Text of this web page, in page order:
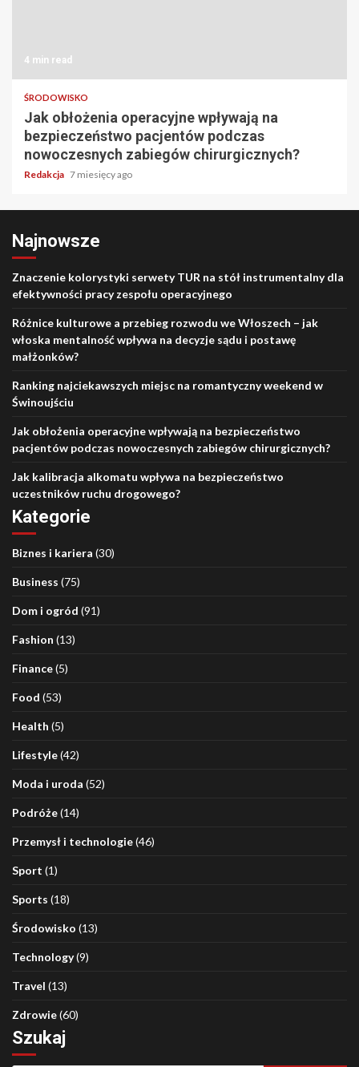
4 min read
ŚRODOWISKO
Jak obłożenia operacyjne wpływają na
bezpieczeństwo pacjentów podczas
nowoczesnych zabiegów chirurgicznych?
Redakcja 7 miesięcy ago
Najnowsze
Znaczenie kolorystyki serwety TUR na stół instrumentalny dla
efektywności pracy zespołu operacyjnego
Różnice kulturowe a przebieg rozwodu we Włoszech – jak
włoska mentalność wpływa na decyzje sądu i postawę
małżonków?
Ranking najciekawszych miejsc na romantyczny weekend w
Świnoujściu
Jak obłożenia operacyjne wpływają na bezpieczeństwo
pacjentów podczas nowoczesnych zabiegów chirurgicznych?
Jak kalibracja alkomatu wpływa na bezpieczeństwo
uczestników ruchu drogowego?
Kategorie
Biznes i kariera (30)
Business (75)
Dom i ogród (91)
Fashion (13)
Finance(5)
Food (53)
Health (5)
Lifestyle(42)
Moda i uroda (52)
Podróże(14)
Przemysł i technologie(46)
Sport (1)
Sports (18)
Środowisko (13)
Technology(9)
Travel (13)
Zdrowie(60)
Szukaj